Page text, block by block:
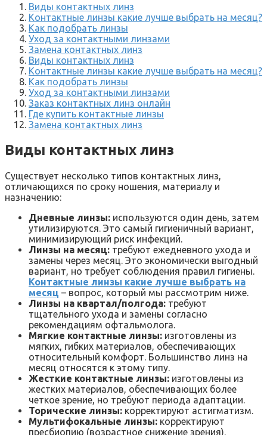
Виды контактных линз
Контактные линзы какие лучше выбрать на месяц?
Как подобрать линзы
Уход за контактными линзами
Замена контактных линз
Виды контактных линз
Контактные линзы какие лучше выбрать на месяц?
Как подобрать линзы
Уход за контактными линзами
Заказ контактных линз онлайн
Где купить контактные линзы
Замена контактных линз
Виды контактных линз
Существует несколько типов контактных линз,
отличающихся по сроку ношения, материалу и
назначению:
Дневные линзы: используются один день, затем
утилизируются. Это самый гигиеничный вариант,
минимизирующий риск инфекций.
Линзы на месяц: требуют ежедневного ухода и
замены через месяц. Это экономически выгодный
вариант, но требует соблюдения правил гигиены.
Контактные линзы какие лучше выбрать на
месяц – вопрос, который мы рассмотрим ниже.
Линзы на квартал/полгода: требуют
тщательного ухода и замены согласно
рекомендациям офтальмолога.
Мягкие контактные линзы: изготовлены из
мягких, гибких материалов, обеспечивающих
относительный комфорт. Большинство линз на
месяц относятся к этому типу.
Жесткие контактные линзы: изготовлены из
жестких материалов, обеспечивающих более
четкое зрение, но требуют периода адаптации.
Торические линзы: корректируют астигматизм.
Мультифокальные линзы: корректируют
пресбиопию (возрастное снижение зрения).